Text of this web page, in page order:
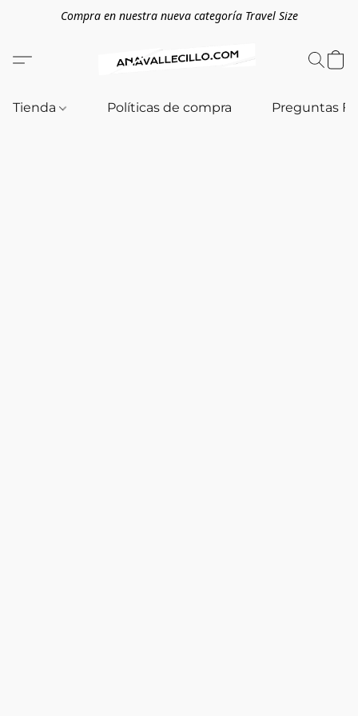
Compra en nuestra nueva categoría Travel Size
Tienda Políticas de compra Preguntas